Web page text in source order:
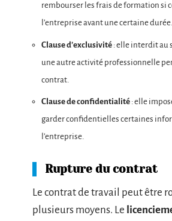
rembourser les frais de formation si
l’entreprise avant une certaine durée.
Clause d’exclusivité : elle interdit au
une autre activité professionnelle
contrat.
Clause de confidentialité : elle
garder confidentielles certaines
l’entreprise.
Rupture du contrat
Le contrat de travail peut être
plusieurs moyens. Le